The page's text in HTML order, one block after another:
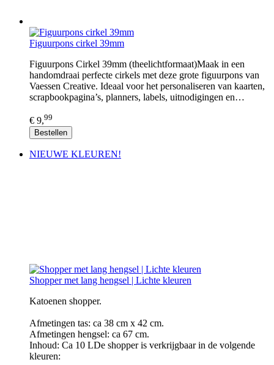
Figuurpons cirkel 39mm
Figuurpons Cirkel 39mm (theelichtformaat)Maak in een
handomdraai perfecte cirkels met deze grote figuurpons van
Vaessen Creative. Ideaal voor het personaliseren van kaarten,
scrapbookpagina’s, planners, labels, uitnodigingen en…
€ 9,99
Bestellen
NIEUWE KLEUREN!
Shopper met lang hengsel | Lichte kleuren
Katoenen shopper.
Afmetingen tas: ca 38 cm x 42 cm.
Afmetingen hengsel: ca 67 cm.
Inhoud: Ca 10 LDe shopper is verkrijgbaar in de volgende
kleuren: